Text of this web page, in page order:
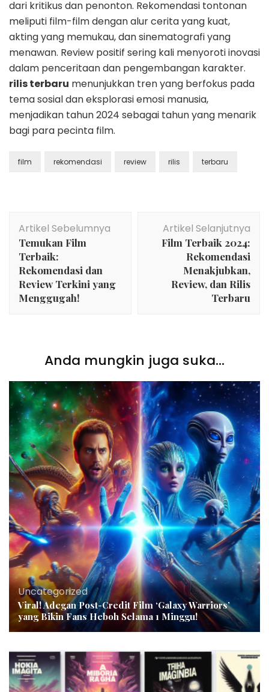
dari kritikus dan penonton. Rekomendasi tontonan
meliputi film-film dengan alur cerita yang kuat,
akting yang memukau, dan sinematografi yang
menawan. Review positif sering kali menyoroti inovasi
dalam penceritaan dan pengembangan karakter.
rilis terbaru menunjukkan tren yang berfokus pada
tema sosial dan eksplorasi emosi manusia,
menjadikan tahun 2024 sebagai tahun yang menarik
bagi para pecinta film.
film rekomendasi review rilis terbaru
Artikel
Artikel Sebelumnya
Temukan Film
Terbaik:
Rekomendasi dan
Review Terkini yang
Menggugah!
Artikel Selanjutnya
Film Terbaik 2024:
Rekomendasi
Menakjubkan,
Review, dan Rilis
Terbaru
Anda mungkin juga suka...
Uncategorized
Viral! Adegan Post-Credit Film ‘Galaxy Warriors’
yang Bikin Fans Heboh Selama 1 Minggu!